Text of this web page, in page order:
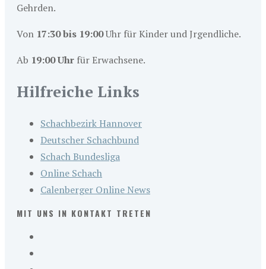
Gehrden.
Von 17:30 bis 19:00Uhr für Kinder und Jrgendliche.
Ab 19:00 Uhr für Erwachsene.
Hilfreiche Links
Schachbezirk Hannover
Deutscher Schachbund
Schach Bundesliga
Online Schach
Calenberger Online News
MIT UNS IN KONTAKT TRETEN